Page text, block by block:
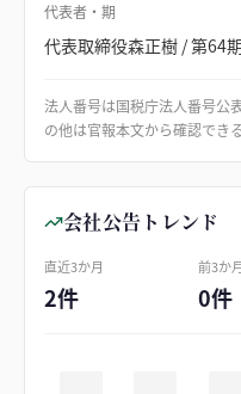
代表者・期
代表取締役森正樹 / 第64期
法人番号は国税庁法人番号公
の他は官報本文から確認でき
会社公告トレンド
直近3か月
2件
前3か月
0件